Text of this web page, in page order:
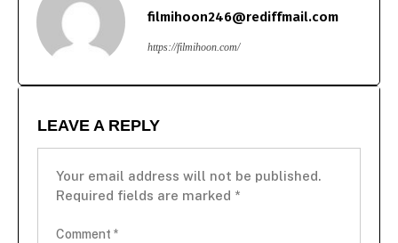
filmihoon246@rediffmail.com
https://filmihoon.com/
LEAVE A REPLY
Your email address will not be published.
Required fields are marked *
Comment *